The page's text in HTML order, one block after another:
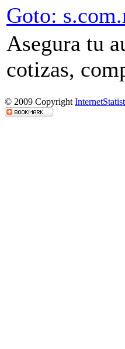
Goto:
Asegura tu
cotizas,
© 2009 Copyright